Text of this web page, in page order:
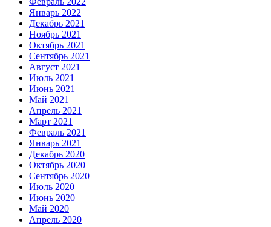
Январь 2022
Декабрь 2021
Ноябрь 2021
Октябрь 2021
Сентябрь 2021
Август 2021
Июль 2021
Июнь 2021
Май 2021
Апрель 2021
Март 2021
Февраль 2021
Январь 2021
Декабрь 2020
Октябрь 2020
Сентябрь 2020
Июль 2020
Июнь 2020
Май 2020
Апрель 2020